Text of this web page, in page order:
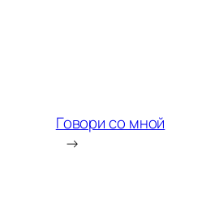
Говори со мной
→